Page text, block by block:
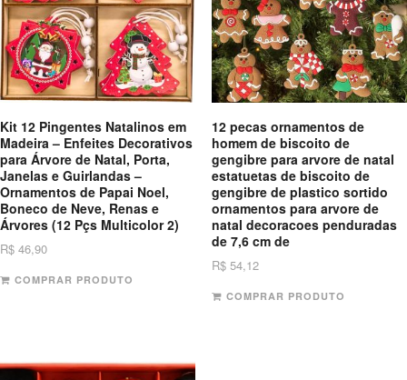
Kit 12 Pingentes Natalinos em
Madeira – Enfeites Decorativos
para Árvore de Natal, Porta,
Janelas e Guirlandas –
Ornamentos de Papai Noel,
Boneco de Neve, Renas e
Árvores (12 Pçs Multicolor 2)
R$ 46,90
COMPRAR PRODUTO
12 pecas ornamentos de
homem de biscoito de
gengibre para arvore de natal
estatuetas de biscoito de
gengibre de plastico sortido
ornamentos para arvore de
natal decoracoes penduradas
de 7,6 cm de
R$54,12
COMPRAR PRODUTO